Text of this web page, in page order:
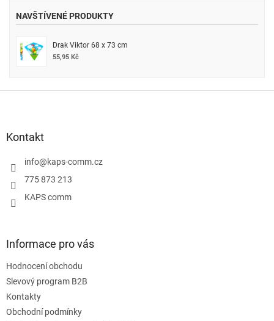
NAVŠTÍVENÉ PRODUKTY
Drak Viktor 68 x 73 cm
55,95 Kč
Kontakt
info@kaps-comm.cz
775 873 213
KAPS comm
Informace pro vás
Hodnocení obchodu
Slevový program B2B
Kontakty
Obchodní podmínky